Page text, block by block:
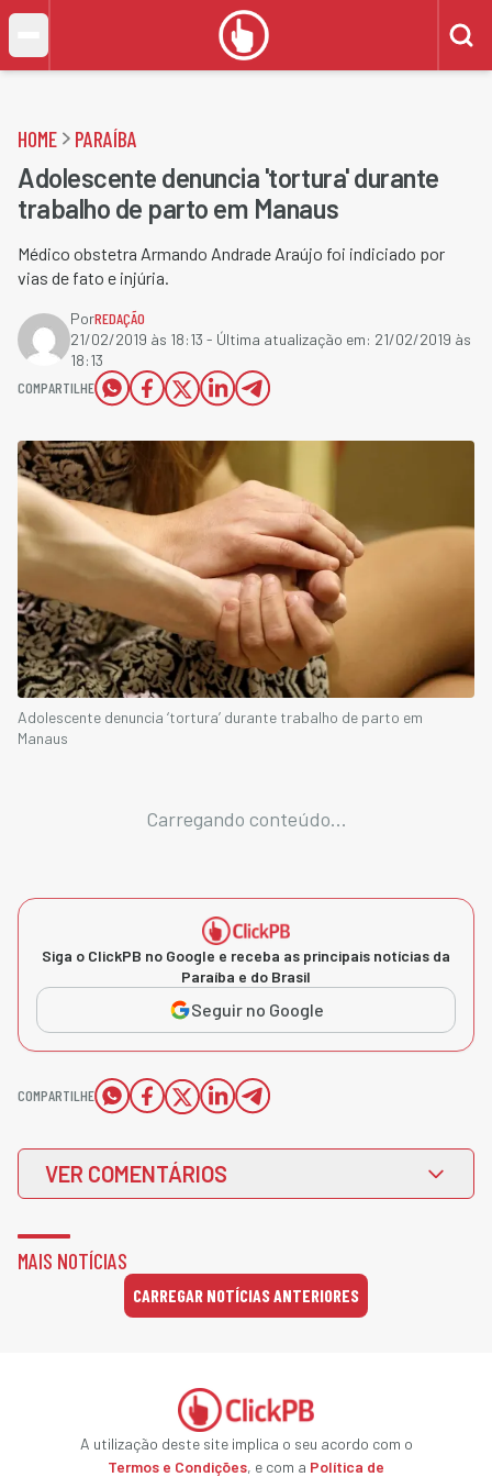
HOME PARAÍBA
Adolescente denuncia 'tortura' durante
trabalho de parto em Manaus
Médico obstetra Armando Andrade Araújo foi indiciado por
vias de fato e injúria.
PorREDAÇÃO
21/02/2019 às 18:13 - Última atualização em: 21/02/2019 às
18:13
COMPARTILHE
Adolescente denuncia ‘tortura’ durante trabalho de parto em
Manaus
Carregando conteúdo...
Siga o ClickPB no Google e receba as principais notícias da
Paraíba e do Brasil
Seguir no Google
COMPARTILHE
VER COMENTÁRIOS
MAIS NOTÍCIAS
CARREGAR NOTÍCIAS ANTERIORES
A utilização deste site implica o seu acordo com o
Termos e Condições, e com a Política de